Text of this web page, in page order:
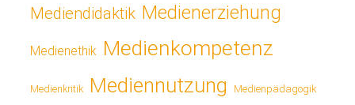
Mediendidaktik Medienerziehung
Medienethik Medienkompetenz
Medienkritik Mediennutzung Medienpädagogik